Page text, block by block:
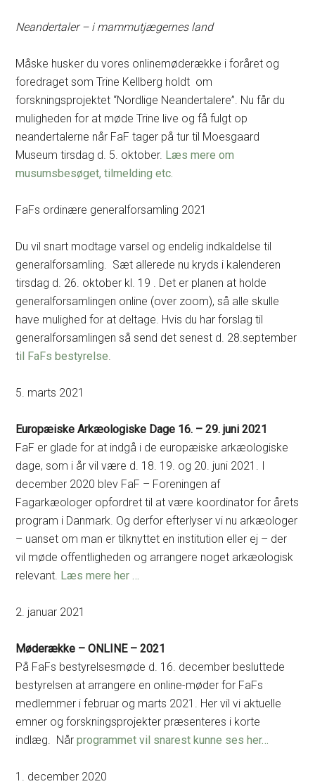
Neandertaler – i mammutjægernes land
Måske husker du vores onlinemøderække i foråret og
foredraget som Trine Kellberg holdt om
forskningsprojektet “Nordlige Neandertalere”. Nu får du
muligheden for at møde Trine live og få fulgt op
neandertalerne når FaF tager på tur til Moesgaard
Museum tirsdag d. 5. oktober. Læs mere om
musumsbesøget, tilmelding etc.
FaFs ordinære generalforsamling 2021
Du vil snart modtage varsel og endelig indkaldelse til
generalforsamling. Sæt allerede nu kryds i kalenderen
tirsdag d. 26. oktober kl. 19 . Det er planen at holde
generalforsamlingen online (over zoom), så alle skulle
have mulighed for at deltage. Hvis du har forslag til
generalforsamlingen så send det senest d. 28.september
til FaFs bestyrelse.
5. marts 2021
Europæiske Arkæologiske Dage 16. – 29. juni 2021
FaF er glade for at indgå i de europæiske arkæologiske
dage, som i år vil være d. 18. 19. og 20. juni 2021. I
december 2020 blev FaF – Foreningen af
Fagarkæologer opfordret til at være koordinator for årets
program i Danmark. Og derfor efterlyser vi nu arkæologer
– uanset om man er tilknyttet en institution eller ej – der
vil møde offentligheden og arrangere noget arkæologisk
relevant. Læs mere her …
2. januar 2021
Møderække – ONLINE – 2021
På FaFs bestyrelsesmøde d. 16. december besluttede
bestyrelsen at arrangere en online-møder for FaFs
medlemmer i februar og marts 2021. Her vil vi aktuelle
emner og forskningsprojekter præsenteres i korte
indlæg. Nårprogrammet vil snarest kunne ses her…
1. december 2020